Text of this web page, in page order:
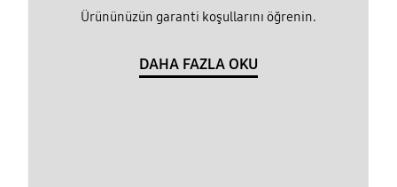
Ürününüzün garanti koşullarını öğrenin.
DAHA FAZLA OKU